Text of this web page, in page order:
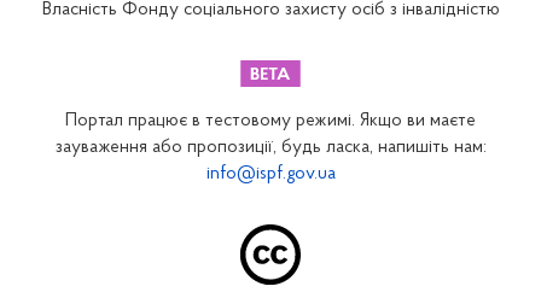
Закарпатське відділення
Запорізьке відділення
Власність Фонду соціального захисту осіб з інвалідністю
Портал працює в тестовому режимі. Якщо ви маєте
зауваження або пропозиції, будь ласка, напишіть нам:
info@ispf.gov.ua